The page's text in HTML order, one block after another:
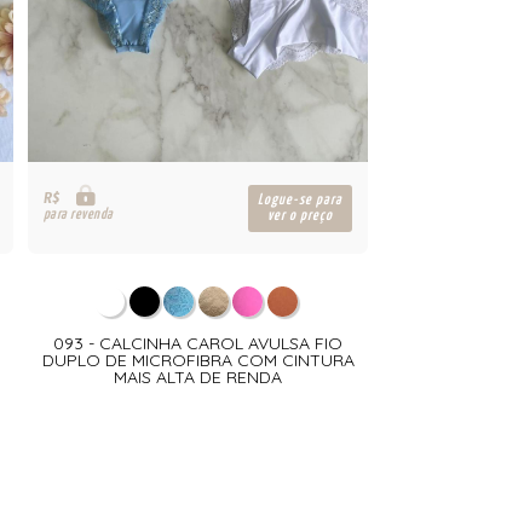
R$
para revenda
Logue-se para
ver o preço
093 - CALCINHA CAROL AVULSA FIO
DUPLO DE MICROFIBRA COM CINTURA
MAIS ALTA DE RENDA